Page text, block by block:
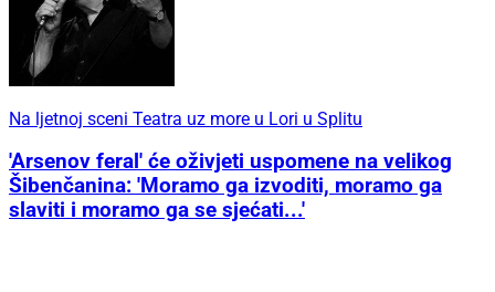
Na ljetnoj sceni Teatra uz more u Lori u Splitu
'Arsenov feral' će oživjeti uspomene na velikog
Šibenčanina: 'Moramo ga izvoditi, moramo ga
slaviti i moramo ga se sjećati...'